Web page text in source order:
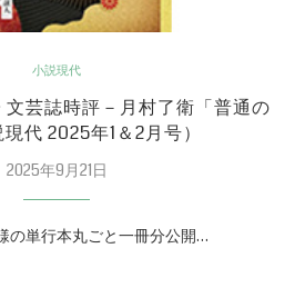
小説現代
芸誌時評－月村了衛「普通の
代 2025年1＆2月号）
2025年9月21日
単行本丸ごと一冊分公開…